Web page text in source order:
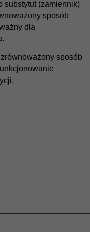
substytut (zamiennik)
sposób
dla
sposób